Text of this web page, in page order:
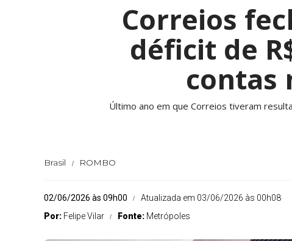
Correios
déficit de
contas
Último ano em que Correios tiveram
Brasil ROMBO
02/06/2026 às 09h00
Atualizada em 03/06/2026 às 00h08
Por: Felipe Vilar Fonte: Metrópoles